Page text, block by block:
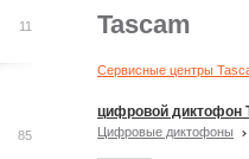
Tascam
Сервисные центры
цифровой диктофон
Цифровые диктофоны
11
85